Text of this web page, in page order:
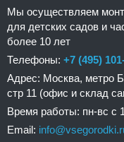
Мы осуществляем
для детских садов и
более 10 лет
Телефоны: +7 (495)
Адрес: Москва, метро
стр 11 (офис и склад
Время работы: пн-вс с
Email: